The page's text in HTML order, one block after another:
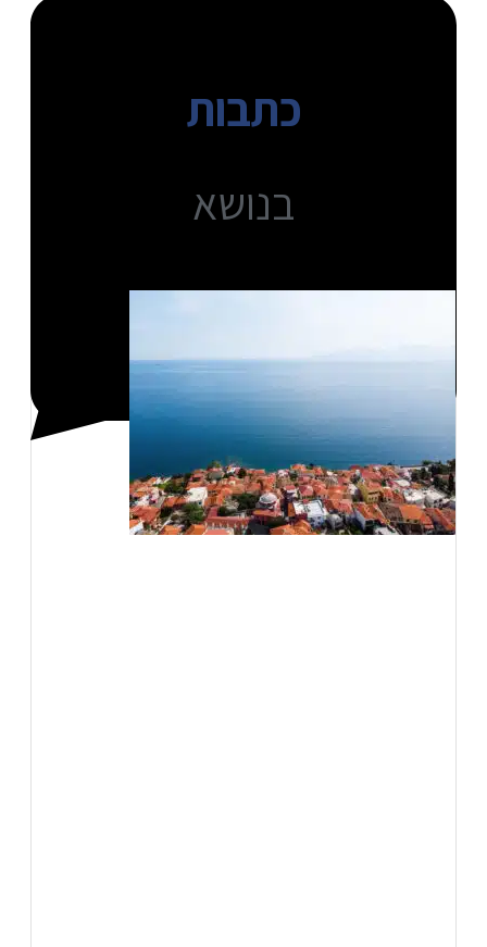
כתבות
בנושא